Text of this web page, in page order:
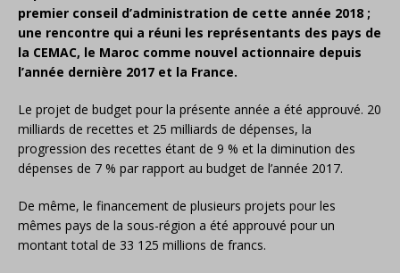
premier conseil d’administration de cette année 2018 ;
une rencontre qui a réuni les représentants des pays de
la CEMAC, le Maroc comme nouvel actionnaire depuis
l’année dernière 2017 et la France.
Le projet de budget pour la présente année a été approuvé. 20
milliards de recettes et 25 milliards de dépenses, la
progression des recettes étant de 9 % et la diminution des
dépenses de 7 % par rapport au budget de l’année 2017.
De même, le financement de plusieurs projets pour les
mêmes pays de la sous-région a été approuvé pour un
montant total de 33 125 millions de francs.